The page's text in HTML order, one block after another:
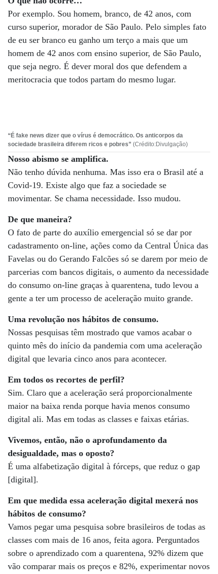
Por exemplo. Sou homem, branco, de 42 anos, com
curso superior, morador de São Paulo. Pelo simples fato
de eu ser branco eu ganho um terço a mais que um
homem de 42 anos com ensino superior, de São Paulo,
que seja negro. É dever moral dos que defendem a
meritocracia que todos partam do mesmo lugar.
“É fake news dizer que o vírus é democrático. Os anticorpos da
sociedade brasileira diferem ricos e pobres” (Crédito:Divulgação)
Nosso abismo se amplifica.
Não tenho dúvida nenhuma. Mas isso era o Brasil até a
Covid-19. Existe algo que faz a sociedade se
movimentar. Se chama necessidade. Isso mudou.
De que maneira?
O fato de parte do auxílio emergencial só se dar por
cadastramento on-line, ações como da Central Única das
Favelas ou do Gerando Falcões só se darem por meio de
parcerias com bancos digitais, o aumento da necessidade
do consumo on-line graças à quarentena, tudo levou a
gente a ter um processo de aceleração muito grande.
Uma revolução nos hábitos de consumo.
Nossas pesquisas têm mostrado que vamos acabar o
quinto mês do início da pandemia com uma aceleração
digital que levaria cinco anos para acontecer.
Em todos os recortes de perfil?
Sim. Claro que a aceleração será proporcionalmente
maior na baixa renda porque havia menos consumo
digital ali. Mas em todas as classes e faixas etárias.
Vivemos, então, não o aprofundamento da
desigualdade, mas o oposto?
É uma alfabetização digital à fórceps, que reduz o gap
[digital].
Em que medida essa aceleração digital mexerá nos
hábitos de consumo?
Vamos pegar uma pesquisa sobre brasileiros de todas as
classes com mais de 16 anos, feita agora. Perguntados
sobre o aprendizado com a quarentena, 92% dizem que
vão comparar mais os preços e 82%, experimentar novos